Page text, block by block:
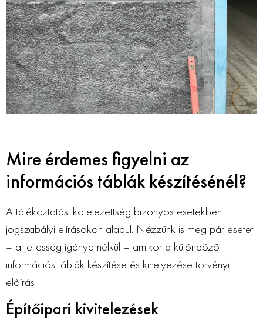
Mire érdemes figyelni az
információs táblák készítésénél?
A tájékoztatási kötelezettség bizonyos esetekben
jogszabályi elírásokon alapul. Nézzünk is meg pár esetet
– a teljesség igénye nélkül – amikor a különböző
információs táblák készítése és kihelyezése törvényi
előírás!
Építőipari kivitelezések